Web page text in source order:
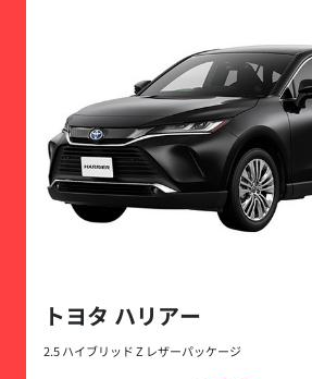
トヨタ ハリアー
2.5 ハイブリッド Z レザーパッケージ